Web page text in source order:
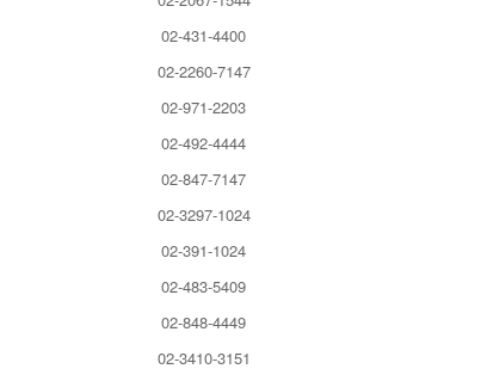
02-431-4400
02-2260-7147
02-971-2203
02-492-4444
02-847-7147
02-3297-1024
02-391-1024
02-483-5409
02-848-4449
02-3410-3151